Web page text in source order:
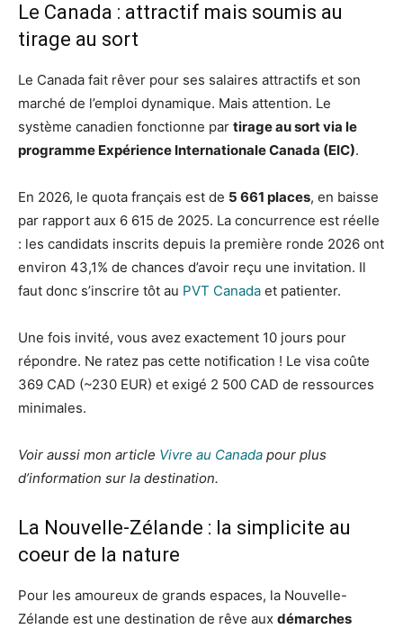
Le Canada : attractif mais soumis au
tirage au sort
Le Canada fait rêver pour ses salaires attractifs et son
marché de l’emploi dynamique. Mais attention. Le
système canadien fonctionne par tirage au sort via le
programme Expérience Internationale Canada (EIC).
En 2026, le quota français est de 5 661 places, en baisse
par rapport aux 6 615 de 2025. La concurrence est réelle
: les candidats inscrits depuis la première ronde 2026 ont
environ 43,1% de chances d’avoir reçu une invitation. Il
faut donc s’inscrire tôt au PVT Canada et patienter.
Une fois invité, vous avez exactement 10 jours pour
répondre. Ne ratez pas cette notification ! Le visa coûte
369 CAD (~230 EUR) et exigé 2 500 CAD de ressources
minimales.
Voir aussi mon article Vivre au Canada pour plus
d’information sur la destination.
La Nouvelle-Zélande : la simplicite au
coeur de la nature
Pour les amoureux de grands espaces, la Nouvelle-
Zélande est une destination de rêve aux démarches